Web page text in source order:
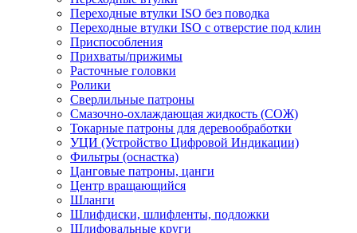
Переходные втулки ISO без поводка
Переходные втулки ISO с отверстие под клин
Приспособления
Прихваты/прижимы
Расточные головки
Ролики
Сверлильные патроны
Смазочно-охлаждающая жидкость (СОЖ)
Токарные патроны для деревообработки
УЦИ (Устройство Цифровой Индикации)
Фильтры (оснастка)
Цанговые патроны, цанги
Центр вращающийся
Шланги
Шлифдиски, шлифленты, подложки
Шлифовальные круги